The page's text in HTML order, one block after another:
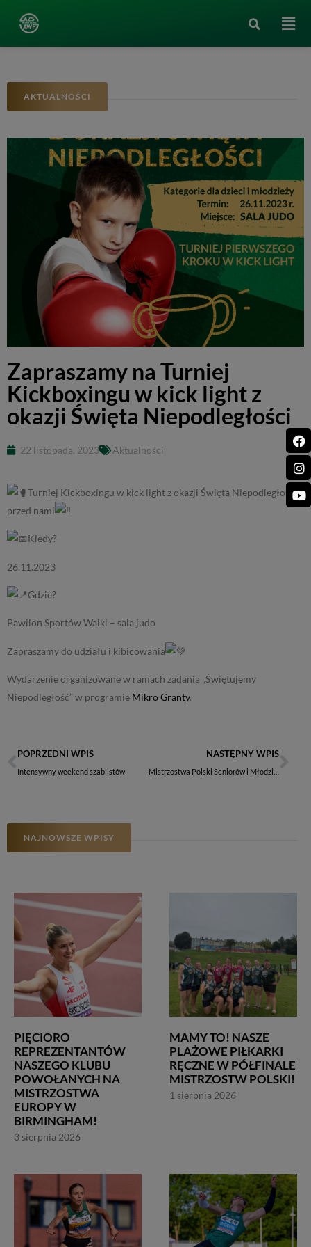
AKTUALNOŚCI
Zapraszamy na Turniej
Kickboxingu w kick light z
okazji Święta Niepodległości
22 listopada, 2023 Aktualności
Turniej Kickboxingu w kick light z okazji Święta Niepodległości
przed nami
Kiedy?
26.11.2023
Gdzie?
Pawilon Sportów Walki – sala judo
Zapraszamy do udziału i kibicowania
Wydarzenie organizowane w ramach zadania „Świętujemy
Niepodległość” w programie Mikro Granty.
POPRZEDNI WPIS
Intensywny weekend szablistów
NASTĘPNY WPIS
NAJNOWSZE WPISY
PIĘCIORO
REPREZENTANTÓW
NASZEGO KLUBU
POWOŁANYCH NA
MISTRZOSTWA
EUROPY W
BIRMINGHAM!
3 sierpnia 2026
MAMY TO! NASZE
PLAŻOWE PIŁKARKI
RĘCZNE W PÓŁFINALE
MISTRZOSTW POLSKI!
1 sierpnia 2026